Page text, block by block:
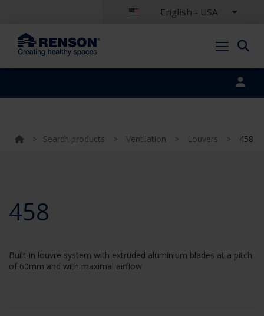
English - USA
> Search products > Ventilation > Louvers > 458
458
Built-in louvre system with extruded aluminium blades at a pitch
of 60mm and with maximal airflow